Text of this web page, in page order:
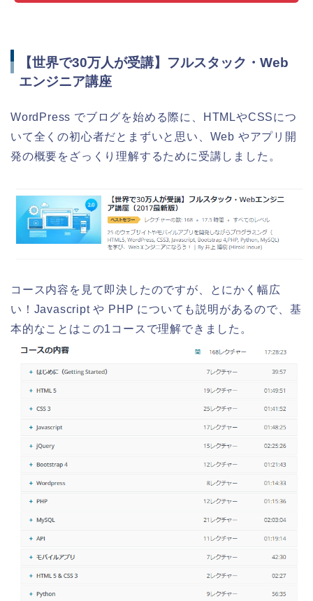
【世界で30万人が受講】フルスタック・Web
エンジニア講座
WordPress でブログを始める際に、HTMLやCSSにつ
いて全くの初心者だとまずいと思い、Web やアプリ開
発の概要をざっくり理解するために受講しました。
コース内容を見て即決したのですが、とにかく幅広
い！Javascript や PHP についても説明があるので、基
本的なことはこの1コースで理解できました。